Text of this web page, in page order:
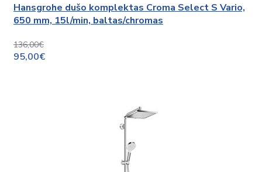
Hansgrohe dušo komplektas Croma Select S Vario,
650 mm, 15l/min, baltas/chromas
136,00€
95,00€